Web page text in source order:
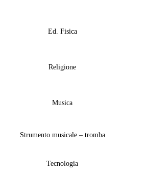
Ed. Fisica
Religione
Musica
Strumento musicale – tromba
Tecnologia